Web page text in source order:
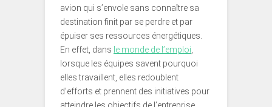
avion qui s’envole sans connaître sa
destination finit par se perdre et par
épuiser ses ressources énergétiques.
En effet, dans le monde de l’emploi
lorsque les équipes savent pourquoi
elles travaillent, elles redoublent
d’efforts et prennent des initiatives pour